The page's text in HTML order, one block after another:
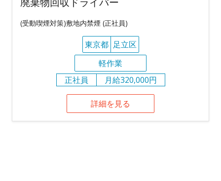
(受動喫煙対策)敷地内禁煙 (正社員)
東京都 足立区
軽作業
正社員
月給320,000円
詳細を見る